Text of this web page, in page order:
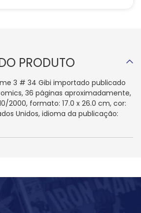
PRODUTO
3 # 34 Gibi importado publicado
36 páginas aproximadamente,
2000, formato: 17.0 x 26.0 cm, cor:
Unidos, idioma da publicação: